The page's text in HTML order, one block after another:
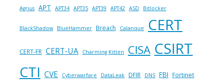
Agrius APT APT34 APT35 APT39 APT42 ASD Bitlocker
BlackShadow BlueHammer Breach Calanque CERT
CERT-FR CERT-UA Charming Kitten CISA CSIRT
CTI CVE Cyberwarfare DataLeak DFIR DNS FBI Fortinet